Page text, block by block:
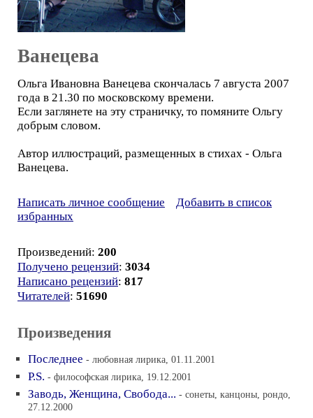
Ванецева
Ольга Ивановна Ванецева скончалась 7 августа 2007
года в 21.30 по московскому времени.
Если заглянете на эту страничку, то помяните Ольгу
добрым словом.
Автор иллюстраций, размещенных в стихах - Ольга
Ванецева.
Написать личное сообщение
Добавить в список
избранных
Произведений: 200
Получено рецензий: 3034
Написано рецензий: 817
Читателей: 51690
Произведения
Последнее - любовная лирика, 01.11.2001
P.S. - философская лирика, 19.12.2001
Заводь, Женщина, Свобода... - сонеты, канцоны, рондо,
27.12.2000